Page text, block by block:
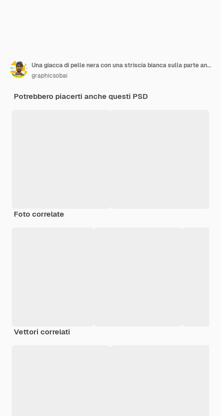
Una giacca di pelle nera con una striscia bianca sulla parte anteriore
graphicsobai
Potrebbero piacerti anche questi PSD
Foto correlate
Vettori correlati